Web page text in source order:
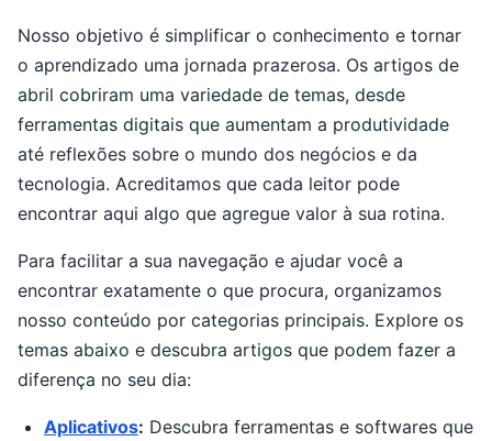
Nosso objetivo é simplificar o conhecimento e tornar
o aprendizado uma jornada prazerosa. Os artigos de
abril cobriram uma variedade de temas, desde
ferramentas digitais que aumentam a produtividade
até reflexões sobre o mundo dos negócios e da
tecnologia. Acreditamos que cada leitor pode
encontrar aqui algo que agregue valor à sua rotina.
Para facilitar a sua navegação e ajudar você a
encontrar exatamente o que procura, organizamos
nosso conteúdo por categorias principais. Explore os
temas abaixo e descubra artigos que podem fazer a
diferença no seu dia:
Aplicativos: Descubra ferramentas e softwares que